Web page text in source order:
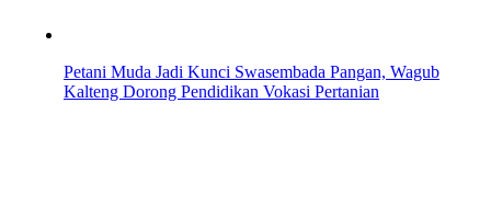
Petani Muda Jadi Kunci Swasembada Pangan, Wagub
Kalteng Dorong Pendidikan Vokasi Pertanian